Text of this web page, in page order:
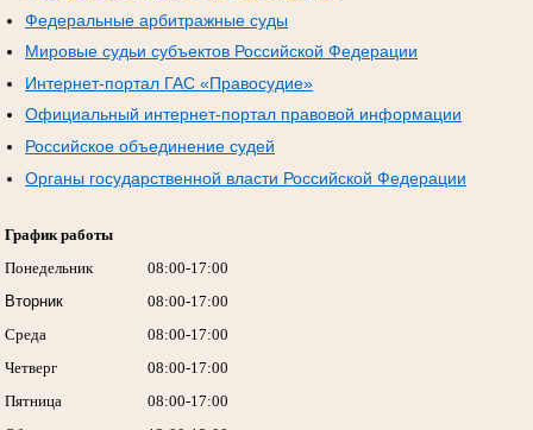
Федеральные арбитражные суды
Мировые судьи субъектов Российской Федерации
Интернет-портал ГАС «Правосудие»
Официальный интернет-портал правовой информации
Российское объединение судей
Органы государственной власти Российской Федерации
График работы
Понедельник
08:00-17:00
Вторник
08:00-17:00
Среда
08:00-17:00
Четверг
08:00-17:00
Пятница
08:00-17:00